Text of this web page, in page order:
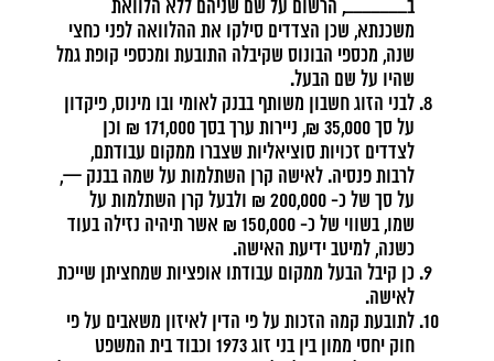
ב_______, הרשום על שם שניהם ללא הלוואת
משכנתא, שכן הצדדים סילקו את ההלוואה לפני כחצי
שנה, מכספי הבונוס שקיבלה התובעת ומכספי קופת גמל
שהיו על שם הבעל.
לבני הזוג חשבון משותף בבנק לאומי ובו מינוס, פיקדון
על סך 35,000 ₪, ניירות ערך בסך 171,000 ₪ וכן
לצדדים זכויות סוציאליות שצברו ממקום עבודתם,
לרבות פנסיה. לאישה קרן השתלמות על שמה בבנק —,
על סך של כ- 200,000 ₪ ולבעל קרן השתלמות על
שמו, בשווי של כ- 150,000 ₪ אשר תיהיה נזילה בעוד
כשנה, למיטב ידיעת האישה.
כן קיבל הבעל ממקום עבודתו אופציות שמחציתן שייכת
לאישה.
לתובעת קמה הזכות על פי הדין לאיזון משאבים על פי
חוק יחסי ממון בין בני זוג 1973 וכבוד בית המשפט